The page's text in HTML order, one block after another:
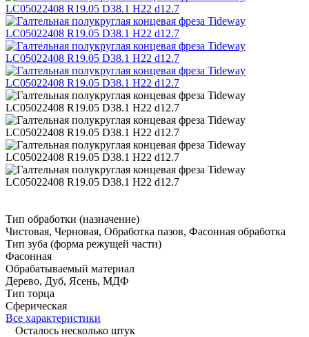
Тип обработки (назначение)
Чистовая, Черновая, Обработка пазов, Фасонная обработка
Тип зуба (форма режущей части)
Фасонная
Обрабатываемый материал
Дерево, Дуб, Ясень, МДФ
Тип торца
Сферическая
Все характеристики
Осталось несколько штук